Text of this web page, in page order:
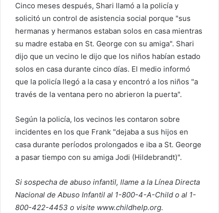
Cinco meses después, Shari llamó a la policía y
solicitó un control de asistencia social porque "sus
hermanas y hermanos estaban solos en casa mientras
su madre estaba en St. George con su amiga". Shari
dijo que un vecino le dijo que los niños habían estado
solos en casa durante cinco días. El medio informó
que la policía llegó a la casa y encontró a los niños "a
través de la ventana pero no abrieron la puerta".
Según la policía, los vecinos les contaron sobre
incidentes en los que Frank "dejaba a sus hijos en
casa durante períodos prolongados e iba a St. George
a pasar tiempo con su amiga Jodi (Hildebrandt)".
Si sospecha de abuso infantil, llame a la Línea Directa
Nacional de Abuso Infantil al 1-800-4-A-Child o al 1-
800-422-4453 o visite www.childhelp.org.